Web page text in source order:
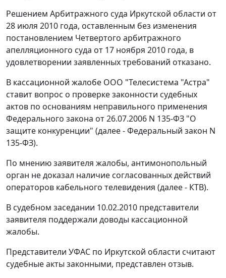
Решением Арбитражного суда Иркутской области от
28 июля 2010 года, оставленным без изменения
постановлением Четвертого арбитражного
апелляционного суда от 17 ноября 2010 года, в
удовлетворении заявленных требований отказано.
В кассационной жалобе ООО "Телесистема "Астра"
ставит вопрос о проверке законности судебных
актов по основаниям неправильного применения
Федерального закона от 26.07.2006 N 135-ФЗ "О
защите конкуренции" (далее -Федеральный закон N
135-ФЗ).
По мнению заявителя жалобы, антимонопольный
орган не доказал наличие согласованных действий
операторов кабельного телевидения (далее - КТВ).
В судебном заседании 10.02.2010 представители
заявителя поддержали доводы кассационной
жалобы.
Представители УФАС по Иркутской области считают
судебные акты законными, представлен отзыв.